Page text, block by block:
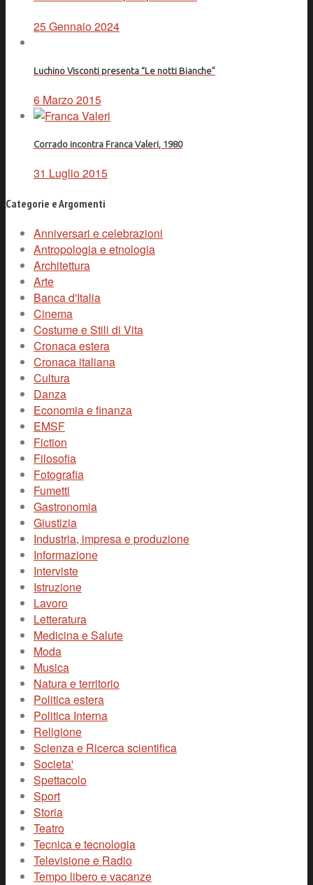
25 Gennaio 2024
Luchino Visconti presenta “Le notti Bianche”
6 Marzo 2015
Corrado incontra Franca Valeri, 1980
31 Luglio 2015
Categorie e Argomenti
Anniversari e celebrazioni
Antropologia e etnologia
Architettura
Arte
Banca d'Italia
Cinema
Costume e Stili di Vita
Cronaca estera
Cronaca italiana
Cultura
Danza
Economia e finanza
EMSF
Fiction
Filosofia
Fotografia
Fumetti
Gastronomia
Giustizia
Industria, impresa e produzione
Informazione
Interviste
Istruzione
Lavoro
Letteratura
Medicina e Salute
Moda
Musica
Natura e territorio
Politica estera
Politica Interna
Religione
Scienza e Ricerca scientifica
Societa'
Spettacolo
Sport
Storia
Teatro
Tecnica e tecnologia
Televisione e Radio
Tempo libero e vacanze